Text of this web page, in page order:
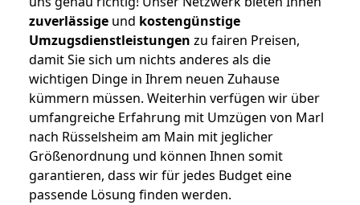
zuverlässige und kostengünstige
Umzugsdienstleistungen zu fairen Preisen,
damit Sie sich um nichts anderes als die
wichtigen Dinge in Ihrem neuen Zuhause
kümmern müssen. Weiterhin verfügen wir über
umfangreiche Erfahrung mit Umzügen von Marl
nach Rüsselsheim am Main mit jeglicher
Größenordnung und können Ihnen somit
garantieren, dass wir für jedes Budget eine
passende Lösung finden werden.